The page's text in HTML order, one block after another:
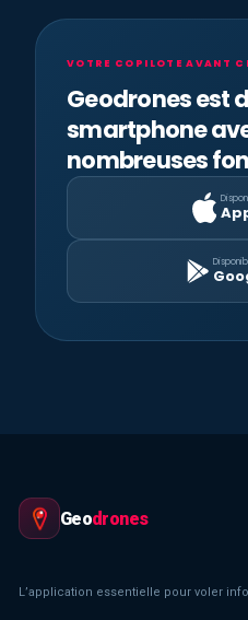
VOTRE COPILOTE AVANT
Geodrones est
smartphone
nombreuses
Geodrones
L’application essentielle pour voler